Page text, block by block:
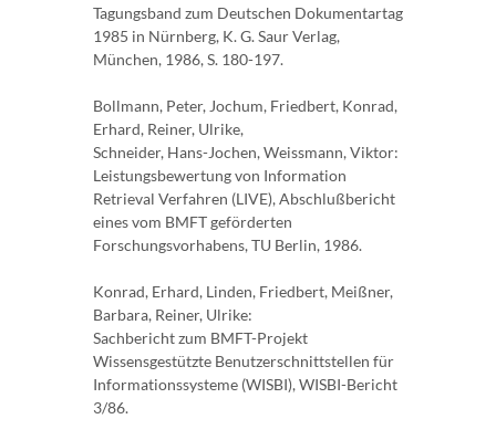
Tagungsband zum Deutschen Dokumentartag
1985 in Nürnberg, K. G. Saur Verlag,
München, 1986, S. 180-197.
Bollmann, Peter, Jochum, Friedbert, Konrad,
Erhard, Reiner, Ulrike,
Schneider, Hans-Jochen, Weissmann, Viktor:
Leistungsbewertung von Information
Retrieval Verfahren (LIVE), Abschlußbericht
eines vom BMFT geförderten
Forschungsvorhabens, TU Berlin, 1986.
Konrad, Erhard, Linden, Friedbert, Meißner,
Barbara, Reiner, Ulrike:
Sachbericht zum BMFT-Projekt
Wissensgestützte Benutzerschnittstellen für
Informationssysteme (WISBI), WISBI-Bericht
3/86.